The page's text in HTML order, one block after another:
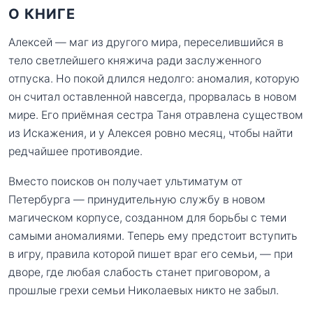
О КНИГЕ
Алексей — маг из другого мира, переселившийся в
тело светлейшего княжича ради заслуженного
отпуска. Но покой длился недолго: аномалия, которую
он считал оставленной навсегда, прорвалась в новом
мире. Его приёмная сестра Таня отравлена существом
из Искажения, и у Алексея ровно месяц, чтобы найти
редчайшее противоядие.
Вместо поисков он получает ультиматум от
Петербурга — принудительную службу в новом
магическом корпусе, созданном для борьбы с теми
самыми аномалиями. Теперь ему предстоит вступить
в игру, правила которой пишет враг его семьи, — при
дворе, где любая слабость станет приговором, а
прошлые грехи семьи Николаевых никто не забыл.